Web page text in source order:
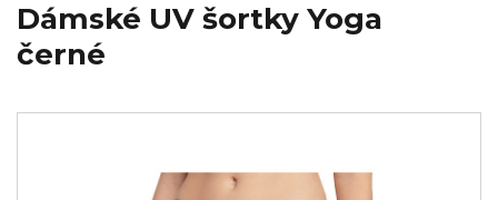
Dámské UV šortky Yoga
černé